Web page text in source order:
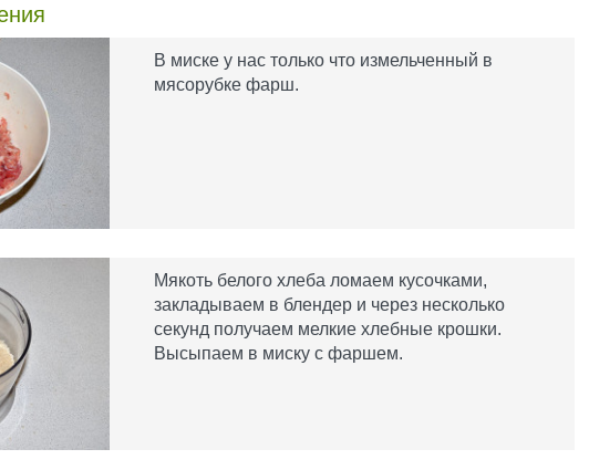
В миске у нас только что измельченный в
мясорубке фарш.
Мякоть белого хлеба ломаем кусочками,
закладываем в блендер и через несколько
секунд получаем мелкие хлебные крошки.
Высыпаем в миску с фаршем.